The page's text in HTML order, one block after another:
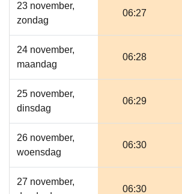
23 november,
zondag
06:27
24 november,
maandag
06:28
25 november,
dinsdag
06:29
26 november,
woensdag
06:30
27 november,
06:30